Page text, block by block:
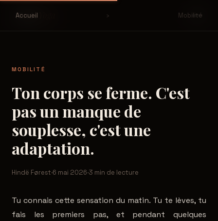
Hinde
Accueil › Mobilité
MOBILITÉ
Ton corps se ferme. C'est
pas un manque de
souplesse, c'est une
adaptation.
Hindë Førest·6 mai 2026·3 min de lecture
Tu connais cette sensation du matin. Tu te lèves, tu
fais les premiers pas, et pendant quelques